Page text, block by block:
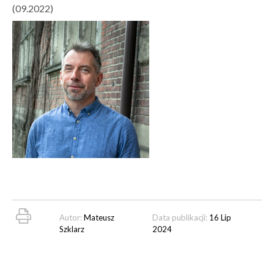
(09.2022)
Autor:Mateusz
Szklarz
Data publikacji: 16 Lip
2024